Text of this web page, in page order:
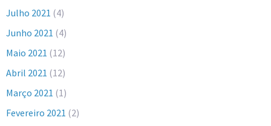
Julho 2021 (4)
Junho 2021 (4)
Maio 2021 (12)
Abril 2021 (12)
Março 2021 (1)
Fevereiro 2021 (2)